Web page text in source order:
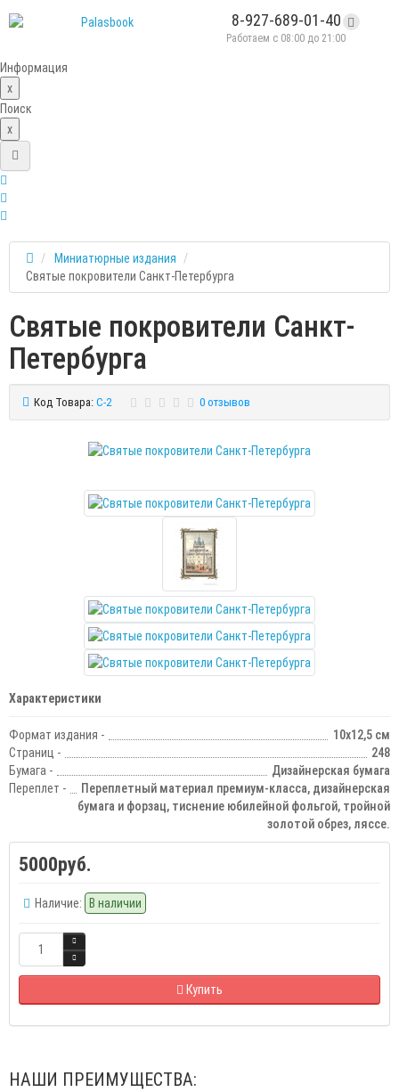
8-927-689-01-40
Работаем с 08:00 до 21:00
Информация
x
Поиск
x
Миниатюрные издания
Святые покровители Санкт-Петербурга
Святые покровители Санкт-
Петербурга
Код Товара: С-2 0 отзывов
Характеристики
Формат издания -
10х12,5 см
Страниц -
248
Бумага -
Дизайнерская бумага
Переплет -
Переплетный материал премиум-класса, дизайнерская
бумага и форзац, тиснение юбилейной фольгой, тройной
золотой обрез, ляссе.
5000руб.
Наличие: В наличии
Купить
НАШИ ПРЕИМУЩЕСТВА: